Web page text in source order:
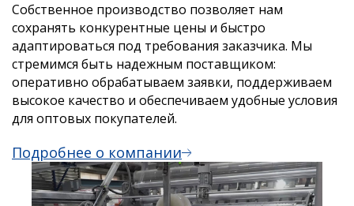
Собственное производство позволяет нам
сохранять конкурентные цены и быстро
адаптироваться под требования заказчика. Мы
стремимся быть надежным поставщиком:
оперативно обрабатываем заявки, поддерживаем
высокое качество и обеспечиваем удобные условия
для оптовых покупателей.
Подробнее о компании